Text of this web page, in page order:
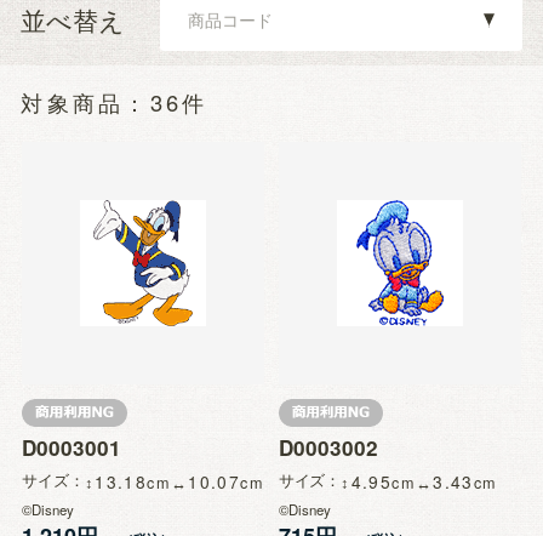
並べ替え
36件
D0003001
サイズ 13.18 10.07
©Disney
D0003002
サイズ 4.95 3.43
©Disney